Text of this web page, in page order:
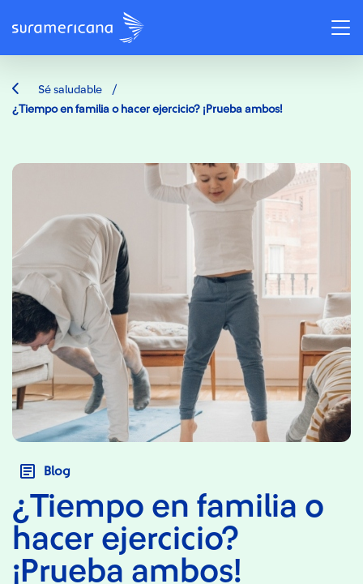
Sé saludable /
¿Tiempo en familia o hacer ejercicio? ¡Prueba ambos!
Blog
¿Tiempo en familia o
hacer ejercicio?
¡Prueba ambos!